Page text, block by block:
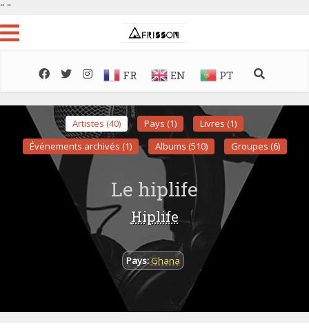
" "
FR EN PT
Artistes (40) Pays (1)
Livres (1)
Événements archivés (1)
Albums (510) Groupes (6)
Le hiplife
Hiplife
Pays:Ghana